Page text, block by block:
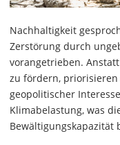
Nachhaltigkeit
Zerstörung durch
vorangetrieben.
zu fördern, priorisieren
geopolitischer
Klimabelastung, was
Bewältigungskapazität